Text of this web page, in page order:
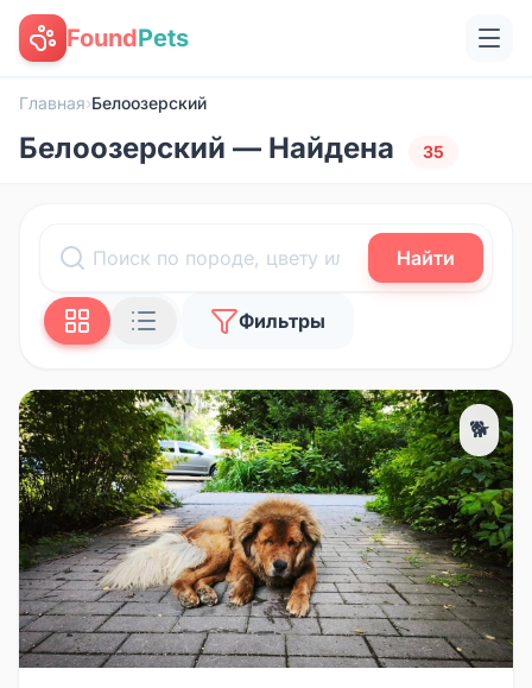
FoundPets
Главная›Белоозерский
Белоозерский — Найдена 35
Найти
Фильтры
🐕